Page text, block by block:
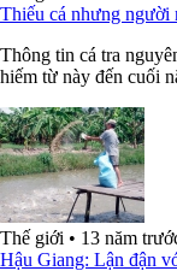
Thiếu cá nhưng người
Thông tin cá tra
hiếm từ này đến cuối
Thế giới • 13 năm
Hậu Giang: Lận đận